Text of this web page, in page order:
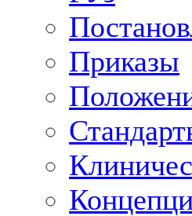
Приказы